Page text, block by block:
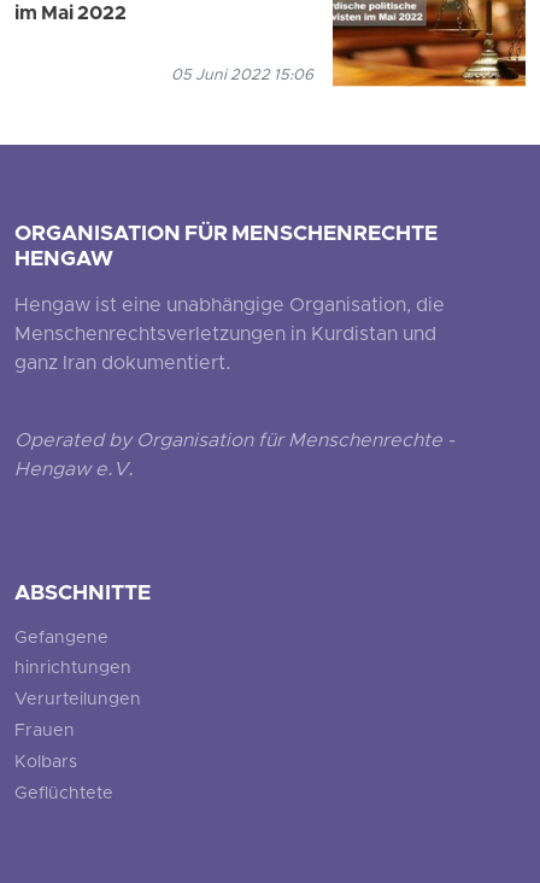
im Mai 2022
05 Juni 2022 15:06
ORGANISATION FÜR MENSCHENRECHTE
HENGAW
Hengaw ist eine unabhängige Organisation, die
Menschenrechtsverletzungen in Kurdistan und
ganz Iran dokumentiert.
Operated by Organisation für Menschenrechte -
Hengaw e.V.
ABSCHNITTE
Gefangene
hinrichtungen
Verurteilungen
Frauen
Kolbars
Geflüchtete